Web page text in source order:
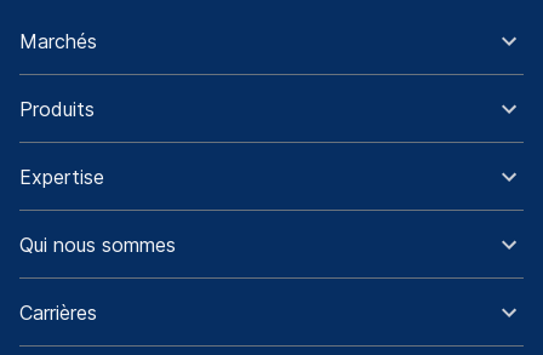
Marchés
Produits
Expertise
Qui nous sommes
Carrières